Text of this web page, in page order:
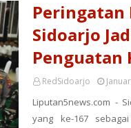
Peringatan
Sidoarjo
Penguatan
RedSidoarjo
Liputan5news.com -
yang ke-167